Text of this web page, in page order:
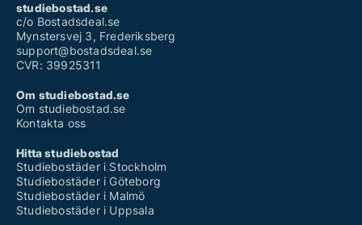
studiebostad.se
c/o Bostadsdeal.se
Mynstersvej 3, Frederiksberg
support@bostadsdeal.se
CVR: 39925311
Om studiebostad.se
Om studiebostad.se
Kontakta oss
Hitta studiebostad
Studiebostäder i Stockholm
Studiebostäder i Göteborg
Studiebostäder i Malmö
Studiebostäder i Uppsala